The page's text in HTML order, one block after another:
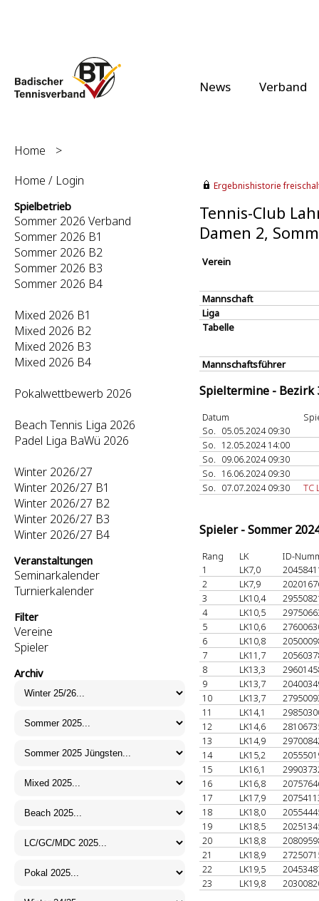
News Verband
Home
>
Home / Login
Spielbetrieb
Sommer 2026 Verband
Sommer 2026 B1
Sommer 2026 B2
Sommer 2026 B3
Sommer 2026 B4
Mixed 2026 B1
Mixed 2026 B2
Mixed 2026 B3
Mixed 2026 B4
Pokalwettbewerb 2026
Beach Tennis Liga 2026
Padel Liga BaWü 2026
Winter 2026/27
Winter 2026/27 B1
Winter 2026/27 B2
Winter 2026/27 B3
Winter 2026/27 B4
Veranstaltungen
Seminarkalender
Turnierkalender
Filter
Vereine
Spieler
Archiv
Ergebnishistorie
Tennis-Club
Damen 2,
Verein
Mannschaft
Liga
Tabelle
Mannschaftsführer
Spieltermine - Bezirk
Datum
So. 05.05.2024 09:30
So. 12.05.2024 14:00
So. 09.06.2024 09:30
So. 16.06.2024 09:30
So. 07.07.2024 09:30 TC
Spieler - Sommer
Rang LK
ID-
1
LK7,0
2
LK7,9
3
LK10,4
4
LK10,5
5
LK10,6
6
LK10,8
7
LK11,7
8
LK13,3
9
LK13,7
10
LK13,7
11
LK14,1
12
LK14,6
13
LK14,9
14
LK15,2
15
LK16,1
16
LK16,8
17
LK17,9
18
LK18,0
19
LK18,5
20
LK18,8
21
LK18,9
22
LK19,5
23
LK19,8